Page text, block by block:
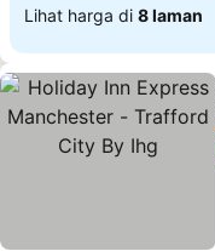
Lihat harga di 8 laman